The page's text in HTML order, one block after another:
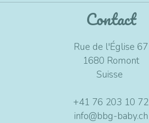
Contact
Rue de l'Église 67
1680 Romont
Suisse
+41 76 203 10 72
info@bbg-baby.ch